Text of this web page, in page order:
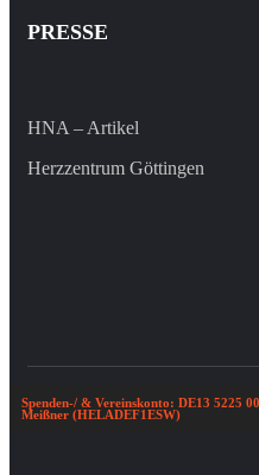
PRESSE
HNA – Artikel
Herzzentrum Göttingen
Spenden-/ & Vereinskonto: DE13 5225
Meißner (HELADEF1ESW)